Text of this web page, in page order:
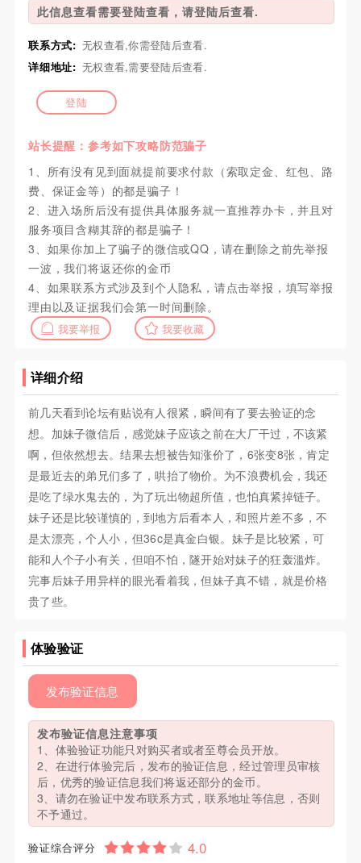
此信息查看需要登陆查看，请登陆后查看.
联系方式: 无权查看,你需登陆后查看.
详细地址: 无权查看,需要登陆后查看.
登陆
站长提醒：参考如下攻略防范骗子
1、所有没有见到面就提前要求付款（索取定金、红包、路
费、保证金等）的都是骗子！
2、进入场所后没有提供具体服务就一直推荐办卡，并且对
服务项目含糊其辞的都是骗子！
3、如果你加上了骗子的微信或QQ，请在删除之前先举报
一波，我们将返还你的金币
4、如果联系方式涉及到个人隐私，请点击举报，填写举报
理由以及证据我们会第一时间删除。
我要举报 我要收藏
详细介绍
前几天看到论坛有贴说有人很紧，瞬间有了要去验证的念
想。加妹子微信后，感觉妹子应该之前在大厂干过，不该紧
啊，但依然想去。结果去想被告知涨价了，6张变8张，肯定
是最近去的弟兄们多了，哄抬了物价。为不浪费机会，我还
是吃了绿水鬼去的，为了玩出物超所值，也怕真紧掉链子。
妹子还是比较谨慎的，到地方后看本人，和照片差不多，不
是太漂亮，个人小，但36c是真金白银。妹子是比较紧，可
能和人个子小有关，但咱不怕，隧开始对妹子的狂轰滥炸。
完事后妹子用异样的眼光看着我，但妹子真不错，就是价格
贵了些。
体验验证
发布验证信息
发布验证信息注意事项
1、体验验证功能只对购买者或者至尊会员开放。
2、在进行体验完后，发布的验证信息，经过管理员审核
后，优秀的验证信息我们将返还部分的金币。
3、请勿在验证中发布联系方式，联系地址等信息，否则
不予通过。
验证综合评分